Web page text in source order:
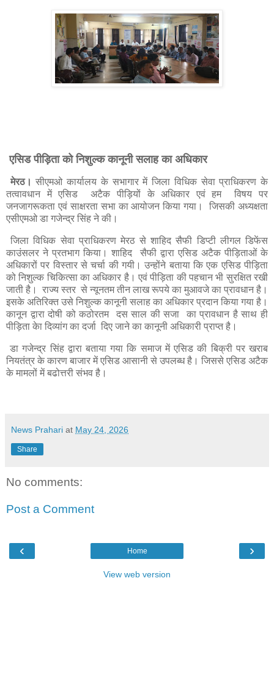
एसिड पीड़िता को निशुल्क कानूनी सलाह का अधिकार
मेरठ। सीएमओ कार्यालय के सभागार में जिला विधिक सेवा प्राधिकरण के
तत्वावधान में एसिड अटैक पीड़‍ियों के अधिकार एवं हम विषय पर
जनजागरूकता एवं साक्षरता सभा का आयोजन किया गया। जिसकी अध्यक्षता
एसीएमओ डा गजेन्द्र सिंह ने की।
जिला विधिक सेवा प्राधिकरण मेरठ से शाहिद सैफी डिप्टी लीगल डिफेंस
काउंसलर ने प्रतभाग किया। शाहिद सैफी द्वारा एसिड अटैक पीड़िताओं के
अधिकारों पर विस्तार से चर्चा की गयी। उन्होंने बताया कि एक एसिड पीड़िता
को निशुल्क चिकित्सा का अधिकार है। एवं पीड़िता की पहचान भी सुरक्षित रखी
जाती है। राज्य स्तर से न्यूनतम तीन लाख रूपये का मुआवजे का प्रावधान है।
इसके अतिरिक्त उसे निशुल्क कानूनी सलाह का अधिकार प्रदान किया गया है।
कानून द्वारा दोषी को कठोरतम दस साल की सजा का प्रावधान है साथ ही
पीड़िता केा दिव्यांग का दर्जा दिए जाने का कानूनी अधिकारी प्राप्त है।
डा गजेन्द्र सिंह द्वारा बताया गया कि समाज में एसिड की बिक्री पर खराब
नियतंत्र के कारण बाजार में एसिड आसानी से उपलब्ध है। जिससे एसिड अटैक
के मामलों में बढोत्तरी संभव है।
News Prahari at May 24, 2026
Share
No comments:
Post a Comment
‹ ›
Home
View web version